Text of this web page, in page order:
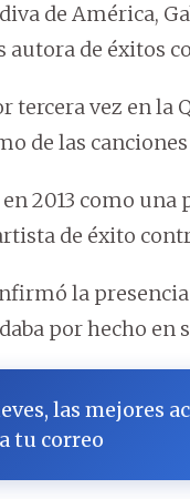
de América,
autora de éxitos
tercera vez en la
de las
2013 como una
de éxito
la
por hecho en
las mejores
tu correo